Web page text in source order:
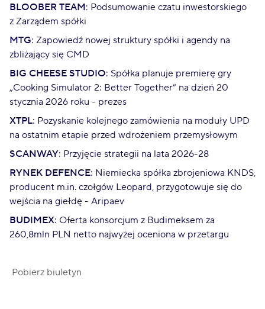
BLOOBER TEAM: Podsumowanie czatu inwestorskiego
z Zarządem spółki
MTG: Zapowiedź nowej struktury spółki i agendy na
zbliżający się CMD
BIG CHEESE STUDIO: Spółka planuje premierę gry
„Cooking Simulator 2: Better Together” na dzień 20
stycznia 2026 roku - prezes
XTPL: Pozyskanie kolejnego zamówienia na moduły UPD
na ostatnim etapie przed wdrożeniem przemysłowym
SCANWAY: Przyjęcie strategii na lata 2026-28
RYNEK DEFENCE: Niemiecka spółka zbrojeniowa KNDS,
producent m.in. czołgów Leopard, przygotowuje się do
wejścia na giełdę - Aripaev
BUDIMEX: Oferta konsorcjum z Budimeksem za
260,8mln PLN netto najwyżej oceniona w przetargu
Pobierz biuletyn